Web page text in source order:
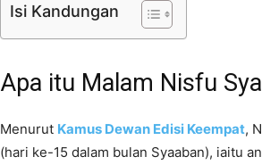
Isi Kandungan
Apa itu Malam Nisfu
Menurut Kamus Dewan Edisi Keempat,
(hari ke-15 dalam bulan Syaaban), iaitu